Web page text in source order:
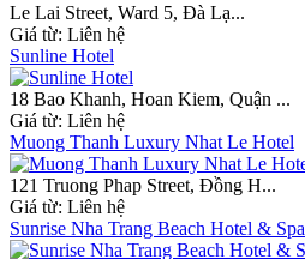
Le Lai Street, Ward 5, Đà Lạ...
Giá từ: Liên hệ
Sunline Hotel
18 Bao Khanh, Hoan Kiem, Quận ...
Giá từ: Liên hệ
Muong Thanh Luxury Nhat Le Hotel
121 Truong Phap Street, Đồng H...
Giá từ: Liên hệ
Sunrise Nha Trang Beach Hotel & Spa